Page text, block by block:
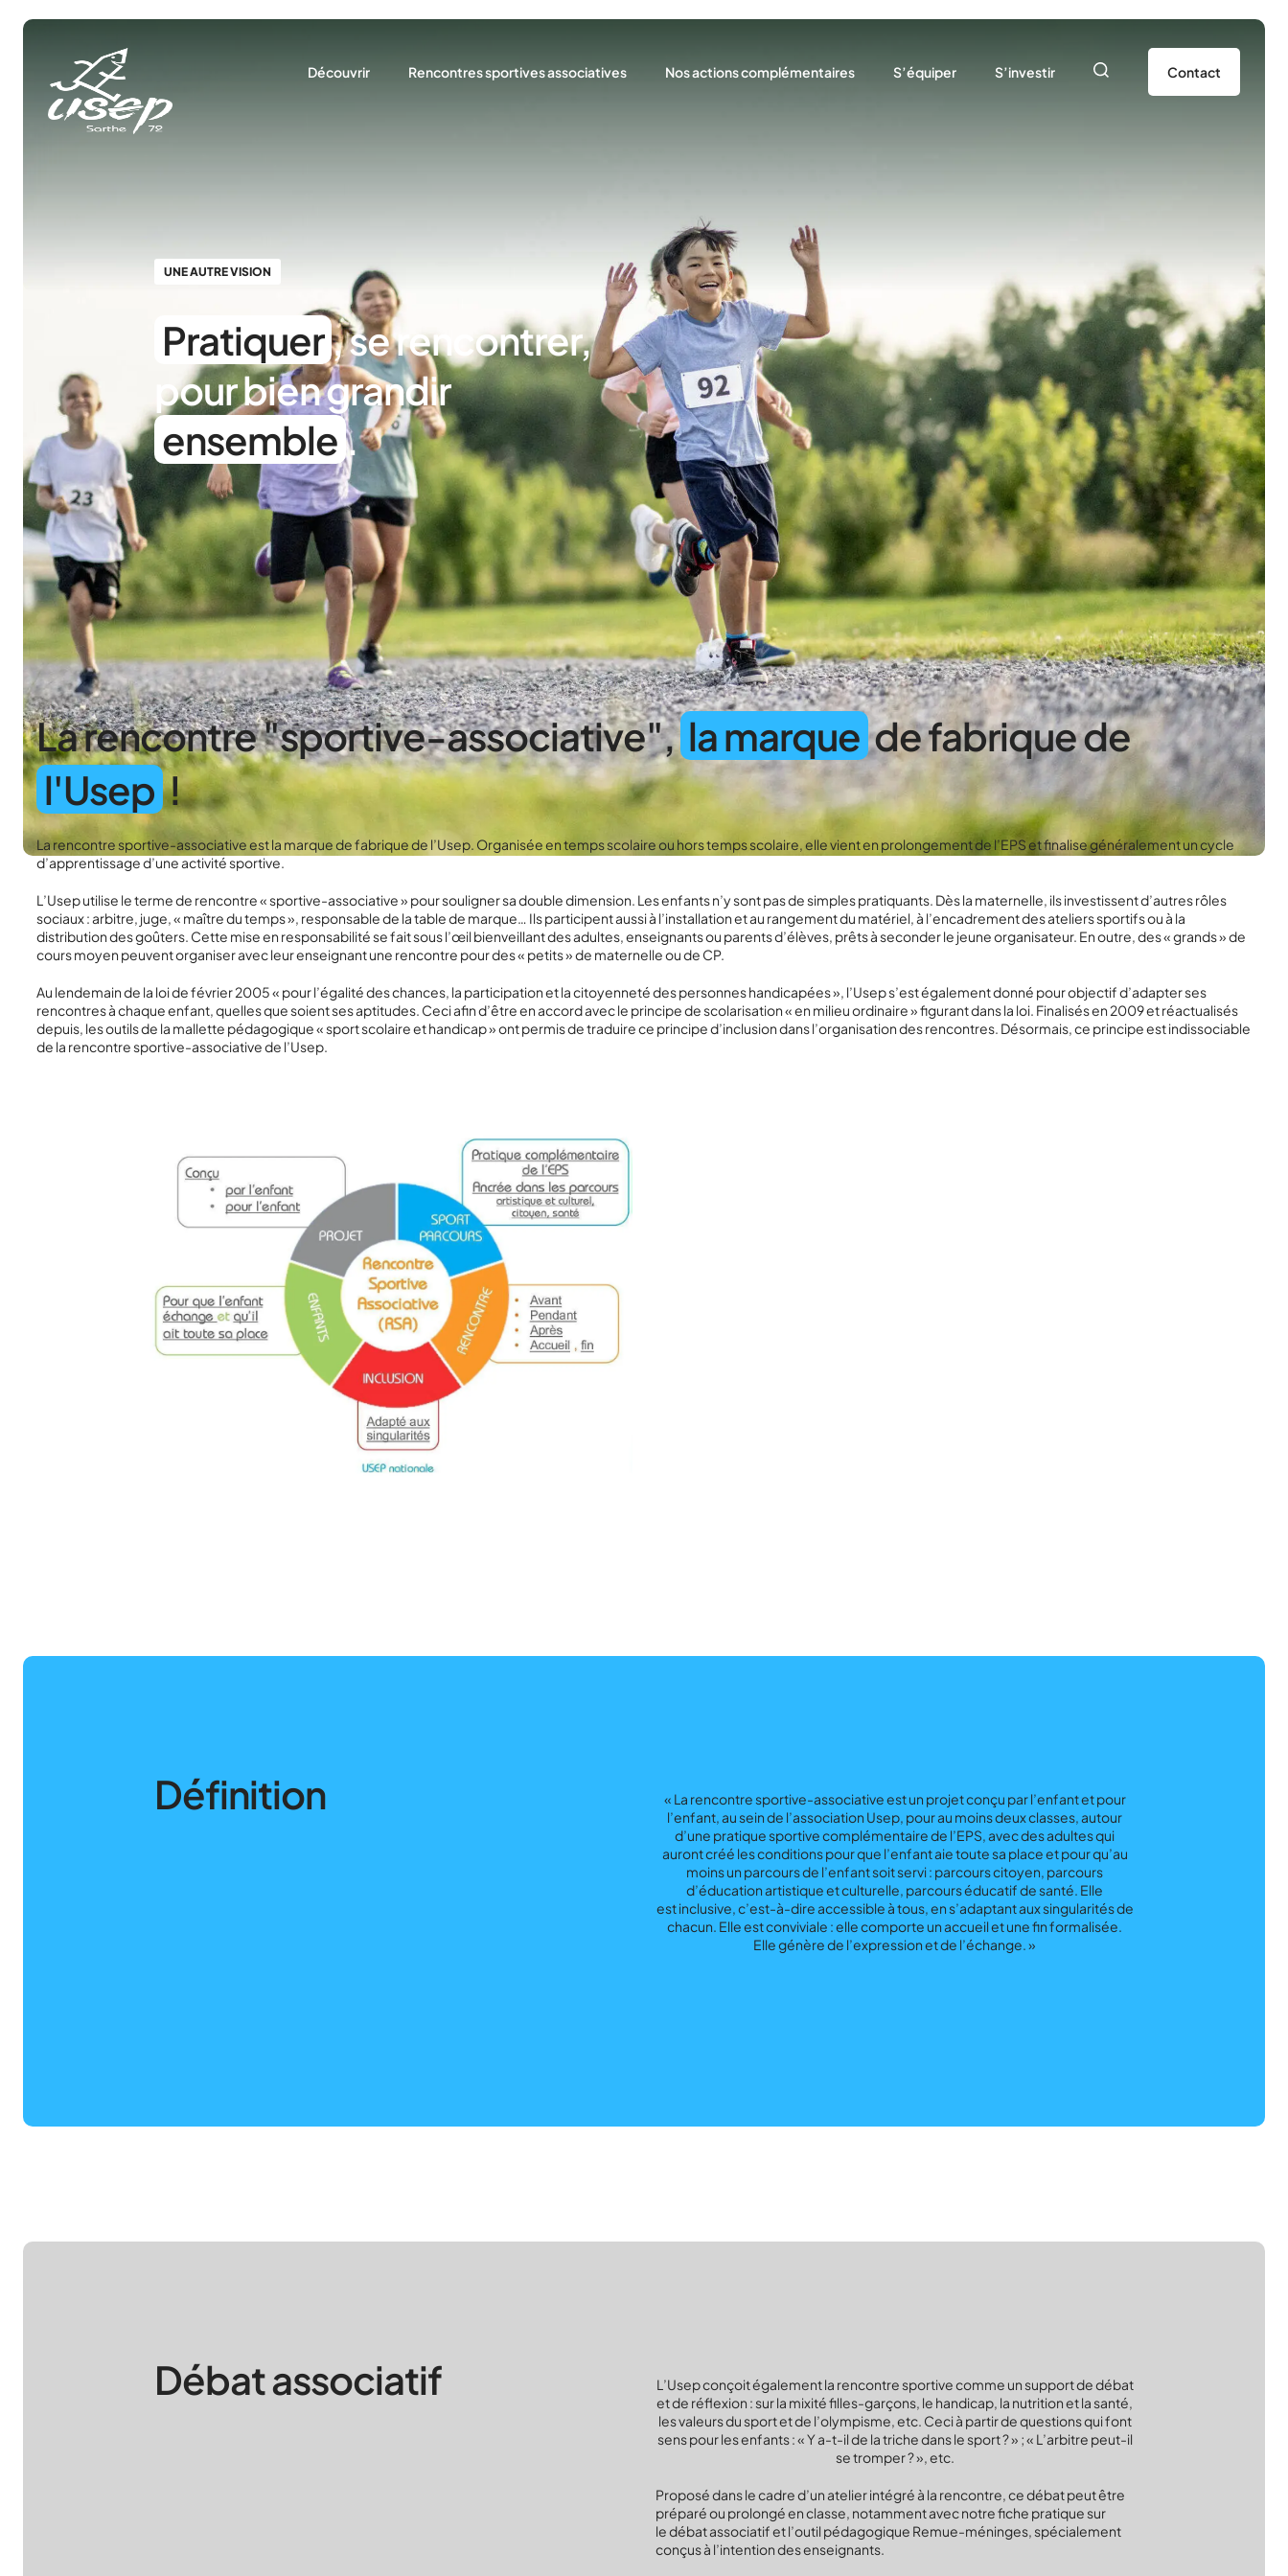
Découvrir Rencontres sportives associatives Nos actions complémentaires S’équiper S’investir Contact
UNE AUTRE VISION
Pratiquer, se rencontrer,
pour bien grandir
ensemble.
La rencontre "sportive-associative",la marquede fabrique de
l'Usep!
La rencontre sportive-associative est la marque de fabrique de l’Usep. Organisée en temps scolaire ou hors temps scolaire, elle vient en prolongement de l’EPS et finalise généralement un cycle
d’apprentissage d’une activité sportive.
L’Usep utilise le terme de rencontre « sportive-associative » pour souligner sa double dimension. Les enfants n’y sont pas de simples pratiquants. Dès la maternelle, ils investissent d’autres rôles
sociaux : arbitre, juge, « maître du temps », responsable de la table de marque… Ils participent aussi à l’installation et au rangement du matériel, à l’encadrement des ateliers sportifs ou à la
distribution des goûters. Cette mise en responsabilité se fait sous l’œil bienveillant des adultes, enseignants ou parents d’élèves, prêts à seconder le jeune organisateur. En outre, des « grands » de
cours moyen peuvent organiser avec leur enseignant une rencontre pour des « petits » de maternelle ou de CP.
Au lendemain de la loi de février 2005 « pour l’égalité des chances, la participation et la citoyenneté des personneshandicapées», l’Usep s’est également donné pour objectif d’adapter ses
rencontres à chaque enfant, quelles que soient ses aptitudes. Ceci afin d’être en accord avec le principe de scolarisation « en milieu ordinaire » figurant dans la loi. Finalisés en 2009 et réactualisés
depuis, les outils de la mallette pédagogique« sport scolaire et handicap »ont permis de traduire ce principe d’inclusion dans l’organisation des rencontres. Désormais, ce principe est indissociable
de la rencontre sportive-associative de l’Usep.
Définition
« La rencontre sportive-associative est un projet conçu par l’enfant et pour
l’enfant, au sein de l’association Usep, pour au moins deux classes, autour
d’une pratique sportive complémentaire de l’EPS, avec des adultes qui
auront créé les conditions pour que l’enfant aie toute sa place et pour qu’au
moins un parcours de l’enfant soit servi : parcours citoyen, parcours
d’éducation artistique et culturelle, parcours éducatif de santé. Elle
est inclusive, c’est-à-dire accessible à tous, en s’adaptant aux singularités de
chacun. Elle est conviviale : elle comporte un accueil et une fin formalisée.
Elle génère de l’expression et de l’échange. »
Débat associatif
L’Usep conçoit également la rencontre sportive comme un support de débat
et de réflexion : sur la mixité filles-garçons, le handicap, la nutrition et la santé,
les valeurs du sport et de l’olympisme, etc. Ceci à partir de questions qui font
sens pour les enfants : « Y a-t-il de la triche dans le sport ? » ; « L’arbitre peut-il
se tromper ? », etc.
Proposé dans le cadre d’un atelier intégré à la rencontre, ce débat peut être
préparé ou prolongé en classe, notamment avec notre fiche pratique sur
le débat associatif et l’outil pédagogique Remue-méninges, spécialement
conçus à l’intention des enseignants.